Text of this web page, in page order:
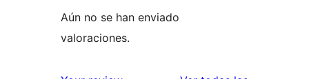
Aún no se han enviado
valoraciones.